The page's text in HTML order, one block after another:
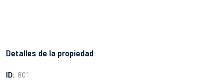
Detalles de la propiedad
ID: 801